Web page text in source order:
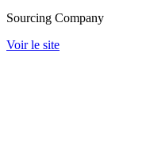
Sourcing Company
Voir le site